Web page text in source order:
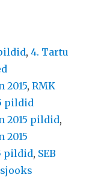
,4. Tartu
2015,RMK
pildid
2015 pildid,
2015
pildid, SEB